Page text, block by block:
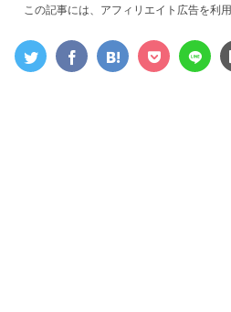
この記事には、アフィリエイト広告を利用